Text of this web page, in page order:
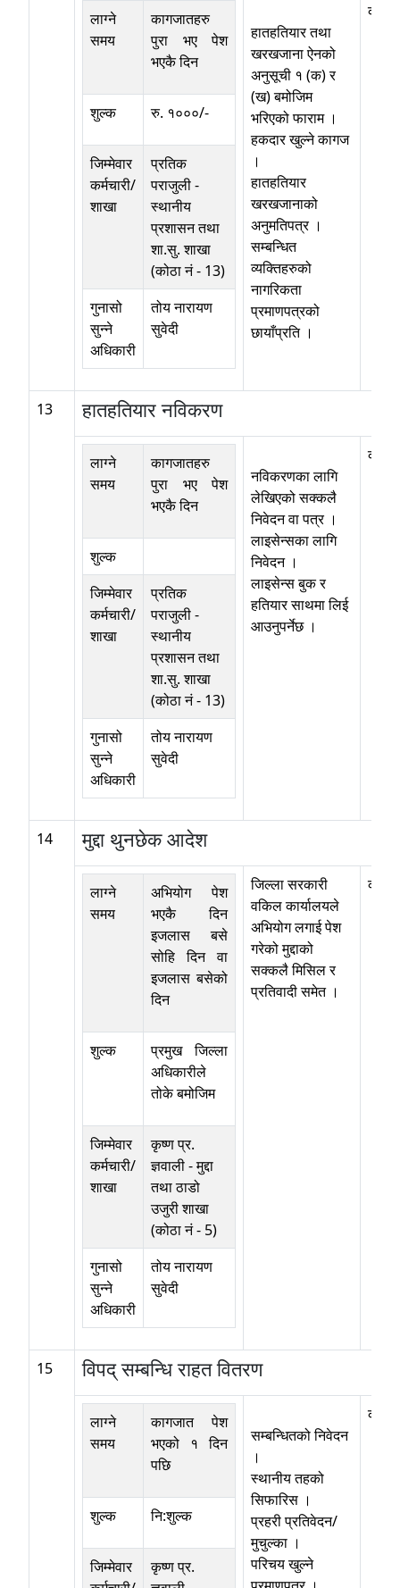
लाग्ने
समय
कागजातहरु
पुरा भए पेश
भएकै दिन
शुल्क रु. १०००/-
जिम्मेवार
कर्मचारी/
शाखा
प्रतिक
पराजुली-
स्थानीय
प्रशासन तथा
शा.सु. शाखा
(कोठा नं - 13)
गुनासो
सुन्ने
अधिकारी
तोय नारायण
सुवेदी
हातहतियार तथा
खरखजाना ऐनको
अनुसूची १ (क) र
(ख) बमोजिम
भरिएको फाराम ।
हकदार खुल्ने कागज
।
हातहतियार
खरखजानाको
अनुमतिपत्र ।
सम्बन्धित
व्यक्तिहरुको
नागरिकता
प्रमाणपत्रको
छायाँप्रति ।
13 हातहतियार नविकरण
लाग्ने
समय
कागजातहरु
पुरा भए पेश
भएकै दिन
शुल्क
जिम्मेवार
कर्मचारी/
शाखा
प्रतिक
पराजुली-
स्थानीय
प्रशासन तथा
शा.सु. शाखा
(कोठा नं - 13)
गुनासो
सुन्ने
अधिकारी
तोय नारायण
सुवेदी
नविकरणका लागि
लेखिएको सक्कलै
निवेदन वा पत्र ।
लाइसेन्सका लागि
निवेदन ।
लाइसेन्स बुक र
हतियार साथमा लिई
आउनुपर्नेछ ।
14 मुद्दा थुनछेक आदेश
लाग्ने
समय
अभियोग पेश
भएकै दिन
इजलास बसे
सोहि दिन वा
इजलास बसेको
दिन
शुल्क
प्रमुख जिल्ला
अधिकारीले
तोके बमोजिम
जिम्मेवार
कर्मचारी/
शाखा
कृष्ण प्र.
ज्ञवाली-मुद्दा
तथा ठाडो
उजुरी शाखा
(कोठा नं - 5)
गुनासो
सुन्ने
अधिकारी
तोय नारायण
सुवेदी
जिल्ला सरकारी
वकिल कार्यालयले
अभियोग लगाई पेश
गरेको मुद्दाको
सक्कलै मिसिल र
प्रतिवादी समेत ।
कोठा
15 विपद् सम्बन्धि राहत वितरण
लाग्ने
समय
कागजात पेश
भएको १ दिन
पछि
शुल्क नि:शुल्क
जिम्मेवार
कृष्ण प्र.
सम्बन्धितको निवेदन
।
स्थानीय तहको
सिफारिस ।
प्रहरी प्रतिवेदन/
मुचुल्का ।
परिचय खुल्ने
कोठा